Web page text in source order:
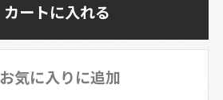
カートに入れる
お気に入りに追加